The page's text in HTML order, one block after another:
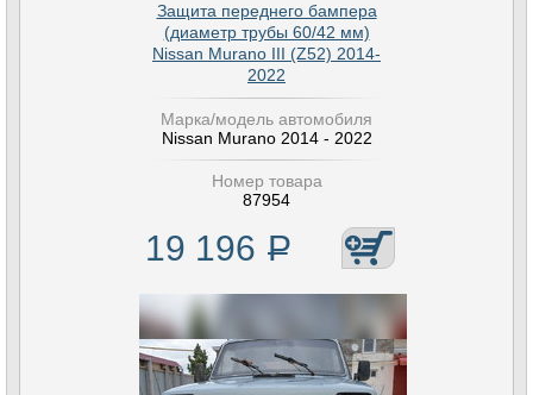
Защита переднего бампера
(диаметр трубы 60/42 мм)
Nissan Murano III (Z52) 2014-
2022
Марка/модель автомобиля
Nissan Murano 2014 - 2022
Номер товара
87954
19 196 Р